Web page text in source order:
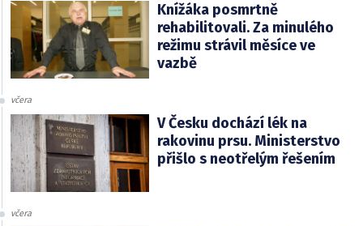
Knížáka posmrtně
rehabilitovali. Za minulého
režimu strávil měsíce ve
vazbě
včera
V Česku dochází lék na
rakovinu prsu. Ministerstvo
přišlo s neotřelým řešením
včera